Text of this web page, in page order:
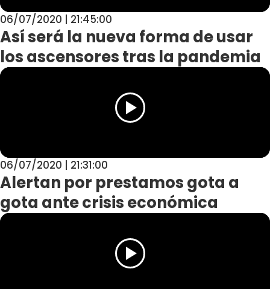
06/07/2020 | 21:45:00
Así será la nueva forma de usar
los ascensores tras la pandemia
06/07/2020 | 21:31:00
Alertan por prestamos gota a
gota ante crisis económica